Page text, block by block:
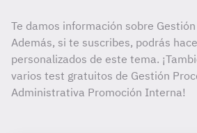
Te damos información sobre
Además, si te suscribes, podrás
personalizados de este tema.
varios test gratuitos de Gestión
Administrativa Promoción Interna!